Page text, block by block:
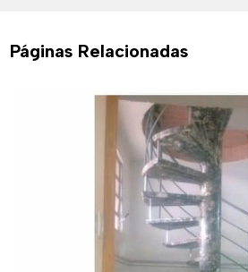
Páginas Relacionadas